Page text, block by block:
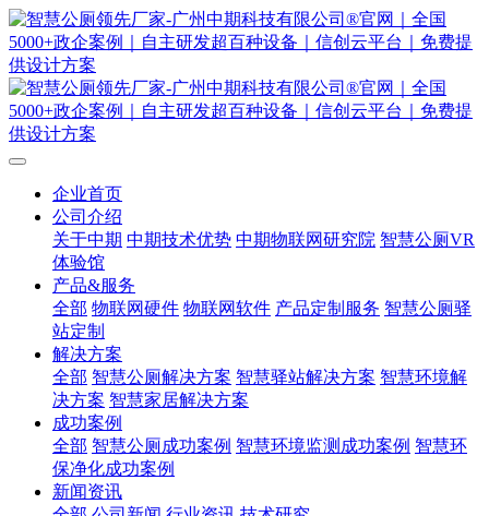
企业首页
公司介绍
关于中期 中期技术优势 中期物联网研究院 智慧公厕VR
体验馆
产品&服务
全部 物联网硬件 物联网软件 产品定制服务 智慧公厕驿
站定制
解决方案
全部 智慧公厕解决方案 智慧驿站解决方案 智慧环境解
决方案 智慧家居解决方案
成功案例
全部 智慧公厕成功案例 智慧环境监测成功案例 智慧环
保净化成功案例
新闻资讯